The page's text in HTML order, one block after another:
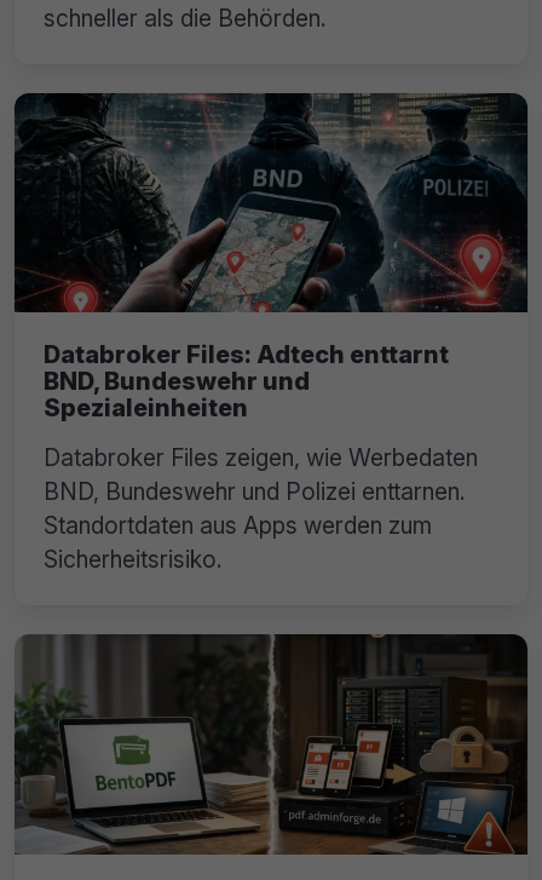
schneller als die Behörden.
Databroker Files: Adtech enttarnt
BND, Bundeswehr und
Spezialeinheiten
Databroker Files zeigen, wie Werbedaten
BND, Bundeswehr und Polizei enttarnen.
Standortdaten aus Apps werden zum
Sicherheitsrisiko.